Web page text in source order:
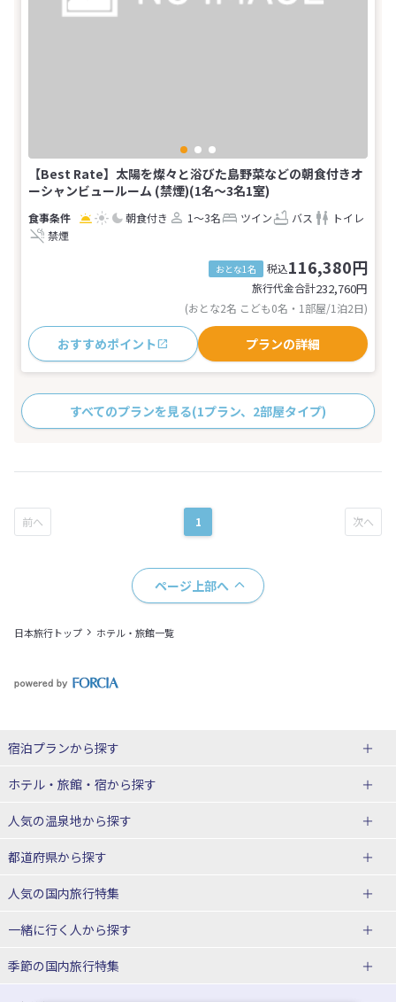
【Best Rate】太陽を燦々と浴びた島野菜などの朝食付きオ
ーシャンビュールーム (禁煙)(1名～3名1室)
朝食付き 1～3名 ツイン バス
トイレ
禁煙
おとな1名 税込116,380円
旅行代金合計232,760円
(おとな2名 こども0名・1部屋/1泊2日)
おすすめポイント プランの詳細
すべてのプランを見る(1プラン、2部屋タイプ)
1
ページ上部へ
日本旅行トップ ホテル・旅館一覧
宿泊プランから探す
北海道
東北
青森県
宮城県
山形県
関東
ホテル・旅館・宿から探す
北海道ホテル・旅館
青森県ホテル・旅館
宮城県ホテル・旅館
山形県ホテル・旅館
人気の温泉地から探す
北海道
湯の川温泉(北海道)
十勝川温泉(北海道)
洞爺湖温泉(北海道)
層雲峡温泉(北海道)
都道府県から探す
北海道旅行・ツアー
東北
青森旅行・ツアー
人気の国内旅行特集
東京ディズニーリゾート®への旅
ユニバーサル・スタジオ・ジャパ
一緒に行く人から探す
一人旅 国内版
季節の国内旅行特集